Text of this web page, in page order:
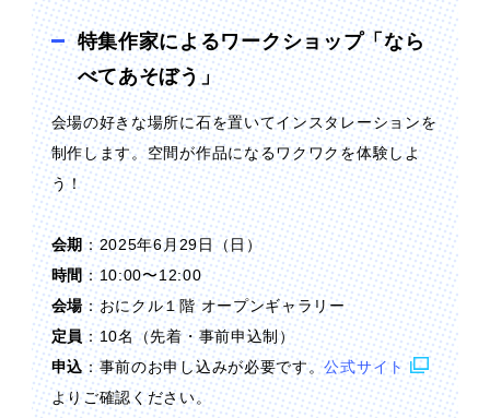
特集作家によるワークショップ「なら
べてあそぼう」
会場の好きな場所に石を置いてインスタレーションを
制作します。空間が作品になるワクワクを体験しよ
う！
会期 ：2025年6月29日（日）
時間：10:00〜12:00
会場：おにクル１階 オープンギャラリー
定員：10名（先着・事前申込制）
申込：事前のお申し込みが必要です。公式サイト
よりご確認ください。